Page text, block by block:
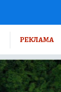
РЕКЛАМА